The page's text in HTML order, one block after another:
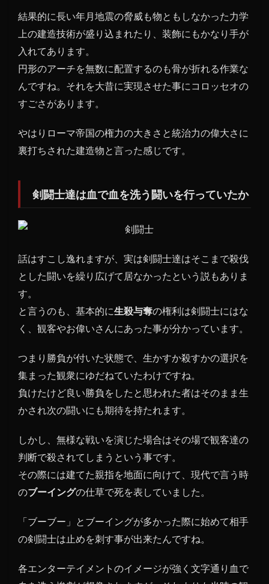
結果的に長い年月地震の脅威も物ともしなかった力学
上の建造技術が盛り込まれたり、装飾にもかなり手が
入れてあります。
円形のアーチを無数に配置するのも骨が折れる作業な
んですね。それを大昔に実現させた事にコロッセオの
すごさがあります。
やはりローマ帝国の権力の大きさと統治力の偉大さに
裏打ちされた建造物と言った感じです。
剣闘士達は血で血を洗う闘いを行っていたか
話はすこし逸れますが、実は剣闘士達はそこまで殺伐
とした闘いを繰り広げて居なかったという説もありま
す。
と言うのも、基本的に生殺与奪の権利は剣闘士にはな
く、観客やお偉いさんにあった事が分かっています。
つまり勝負が付いた状態で、生かすか殺すかの選択を
集まった観衆にゆだねていたわけですね。
負けたけど良い勝負をしたと思われた者はそのまま生
かされ次の闘いにも期待を持たれます。
しかし、無様な戦いを演じた場合はその場で観客達の
判断で殺されてしまうという事です。
その際には建てた親指を地面に向けて、現代で言う時
のブーイングの仕草で死を表していました。
「ブーブー」とブーイングが多かった際に始めて相手
の剣闘士は止めを刺す事が出来たんですね。
各エンターテイメントのイメージが強く文字通り血で